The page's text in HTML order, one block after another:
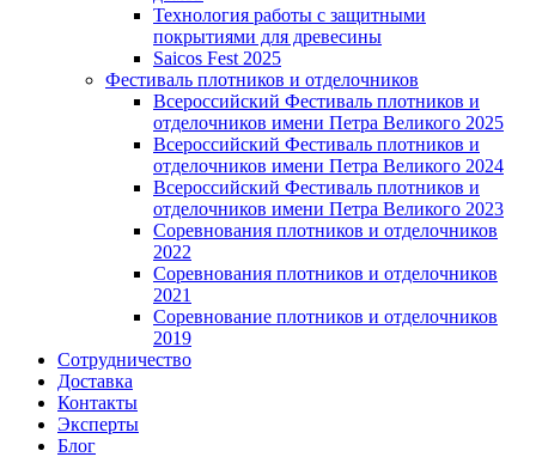
Технология работы с защитными
покрытиями для древесины
Saicos Fest 2025
Фестиваль плотников и отделочников
Всероссийский Фестиваль плотников и
отделочников имени Петра Великого 2025
Всероссийский Фестиваль плотников и
отделочников имени Петра Великого 2024
Всероссийский Фестиваль плотников и
отделочников имени Петра Великого 2023
Соревнования плотников и отделочников
2022
Соревнования плотников и отделочников
2021
Соревнование плотников и отделочников
2019
Сотрудничество
Доставка
Контакты
Эксперты
Блог